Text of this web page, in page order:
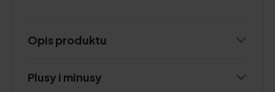
Opis produktu
Plusy i minusy